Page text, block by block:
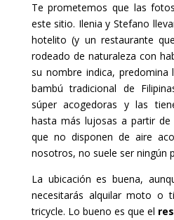
Te prometemos que las
este sitio. Ilenia y Stefano
hotelito (y un restaurante
rodeado de naturaleza con
su nombre indica,
bambú tradicional de
súper acogedoras y las
hasta más lujosas a partir
que no disponen de aire
nosotros, no suele ser ningún
La ubicación es buena,
necesitarás alquilar moto o
tricycle. Lo bueno es que el